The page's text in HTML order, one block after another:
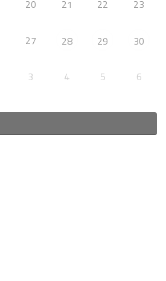
20 21 22 23
27 28 29 30
3 4 5 6